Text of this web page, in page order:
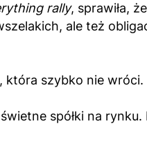
rally, sprawiła,
ale też
która szybko nie
spółki na